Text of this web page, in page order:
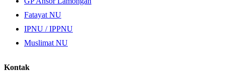
Fatayat NU
IPNU / IPPNU
Muslimat NU
Kontak